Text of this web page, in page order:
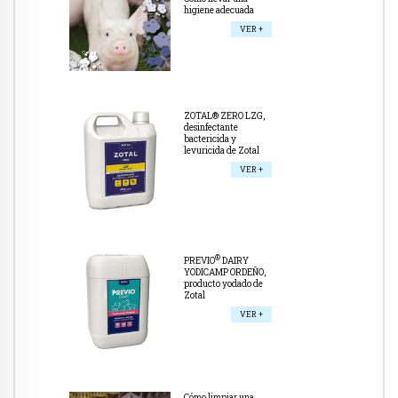
higiene adecuada
VER +
ZOTAL® ZERO LZG,
desinfectante
bactericida y
levuricida de Zotal
VER +
PREVIO®DAIRY
YODICAMP ORDEÑO,
producto yodado de
Zotal
VER +